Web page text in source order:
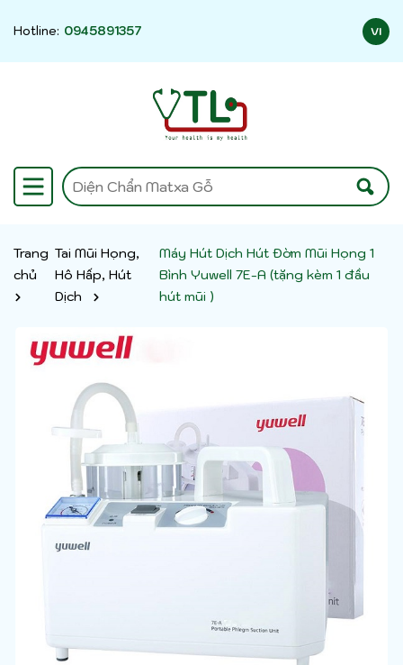
Hotline: 0945891357 VI
Trang
chủ
Tai Mũi Họng,
Hô Hấp, Hút
Dịch
Máy Hút Dịch Hút Đờm Mũi Họng 1
Bình Yuwell 7E-A (tặng kèm 1 đầu
hút mũi )